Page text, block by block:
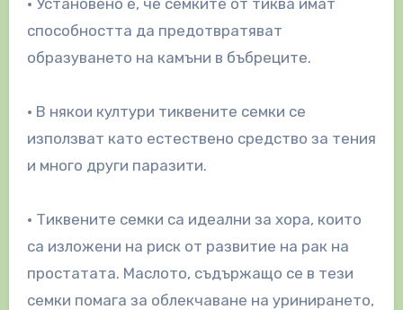
способността да предотвратяват
образуването на камъни в бъбреците.
• В някои култури тиквените семки се
използват като естествено средство за тения
и много други паразити.
• Тиквените семки са идеални за хора, които
са изложени на риск от развитие на рак на
простатата. Маслото, съдържащо се в тези
семки помага за облекчаване на уринирането,